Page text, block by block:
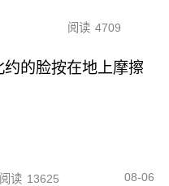
阅读 4709
的脸按在地上摩擦
阅读 13625 08-06